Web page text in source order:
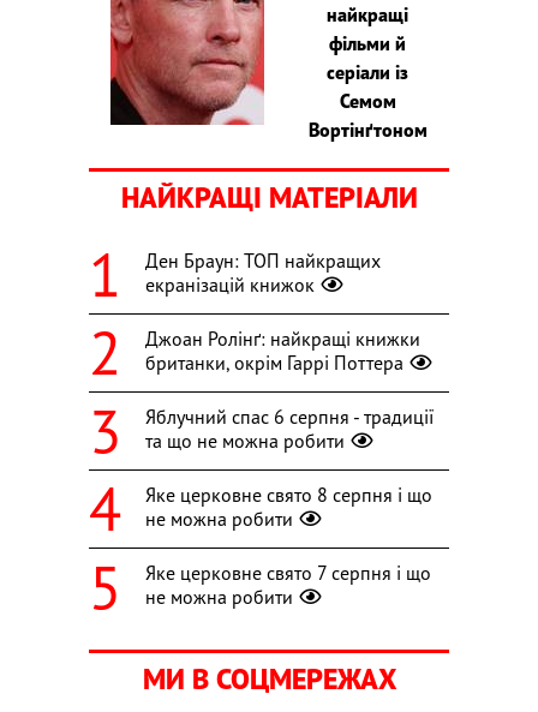
найкращі
фільми й
серіали із
Семом
Вортінґтоном
НАЙКРАЩІ МАТЕРІАЛИ
Ден Браун: ТОП найкращих
екранізацій книжок
Джоан Ролінґ: найкращі книжки
британки, окрім Гаррі Поттера
Яблучний спас 6 серпня - традиції
та що не можна робити
Яке церковне свято 8 серпня і що
не можна робити
Яке церковне свято 7 серпня і що
не можна робити
МИ В СОЦМЕРЕЖАХ